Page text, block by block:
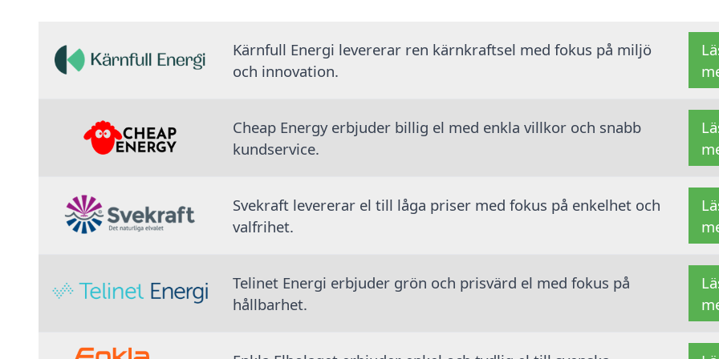
Kärnfull Energi levererar ren kärnkraftsel med fokus på miljö
och innovation.
Cheap Energy erbjuder billig el med enkla villkor och snabb
kundservice.
Svekraft levererar el till låga priser med fokus på enkelhet och
valfrihet.
Telinet Energi erbjuder grön och prisvärd el med fokus på
hållbarhet.